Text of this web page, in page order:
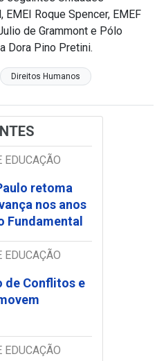
EMEI Roque Spencer, EMEF
de Grammont e Pólo
Dora Pino Pretini.
Direitos Humanos
retoma
nos anos
Fundamental
de Conflitos e